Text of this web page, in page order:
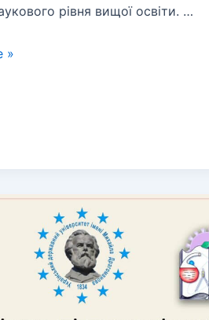
рівня вищої освіти. …
»